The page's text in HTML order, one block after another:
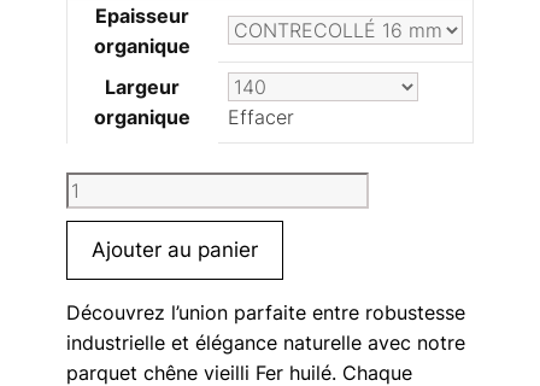
Epaisseur
organique
Largeur
organique
Effacer
quantité
de
Parquet
chêne
vieilli
Fer
huilé
Ajouter au panier
Découvrez l’union parfaite entre robustesse
industrielle et élégance naturelle avec notre
parquet chêne vieilli Fer huilé. Chaque